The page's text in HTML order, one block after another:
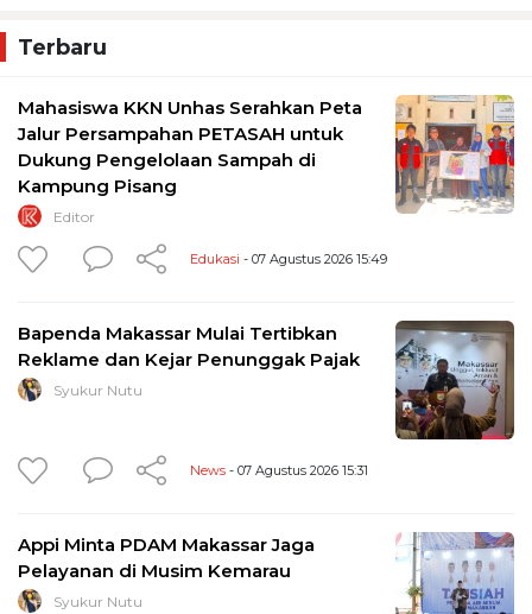
Terbaru
Mahasiswa KKN Unhas Serahkan Peta
Jalur Persampahan PETASAH untuk
Dukung Pengelolaan Sampah di
Kampung Pisang
Editor
Edukasi - 07 Agustus 2026 15:49
Bapenda Makassar Mulai Tertibkan
Reklame dan Kejar Penunggak Pajak
Syukur Nutu
News - 07 Agustus 2026 15:31
Appi Minta PDAM Makassar Jaga
Pelayanan di Musim Kemarau
Syukur Nutu